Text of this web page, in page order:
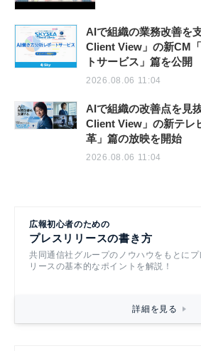
AIで組織の業務改善を
Client View」の新CM
トサービス」篇を公開
2026.08.06 11:04
AIで組織の改善点を見
Client View」の新テレ
革」篇の放映を開始
2026.08.06 11:04
広報初心者のための
プレスリリースの書き方
共同通信社グループのノウハウをもとにプ
リースの基本的なポイントを解説！
詳細を見る